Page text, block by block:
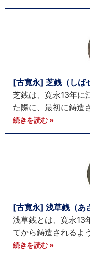
[古寛永] 芝銭（しば
芝銭は、寛永13年に
た際に、最初に鋳造
続きを読む »
[古寛永] 浅草銭（あ
浅草銭とは、寛永13
てから鋳造されるよう
続きを読む »